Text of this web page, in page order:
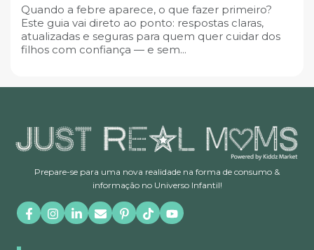
Quando a febre aparece, o que fazer primeiro?
Este guia vai direto ao ponto: respostas claras,
atualizadas e seguras para quem quer cuidar dos
filhos com confiança — e sem...
Prepare-se para uma nova realidade na forma de consumo &
informação no Universo Infantil!